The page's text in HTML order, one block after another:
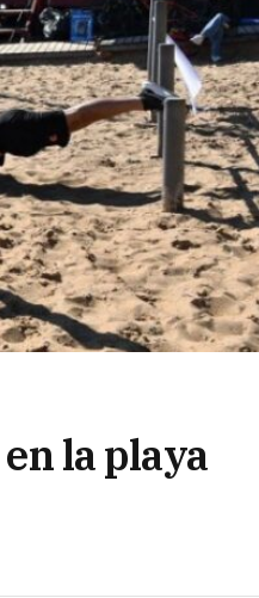
la playa